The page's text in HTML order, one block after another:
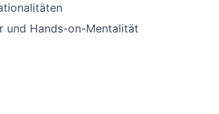
und Hands-on-Mentalität